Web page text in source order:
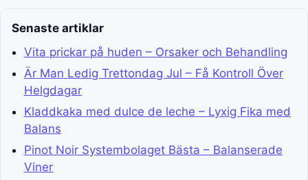
Senaste artiklar
Vita prickar på huden – Orsaker och Behandling
Är Man Ledig Trettondag Jul – Få Kontroll Över
Helgdagar
Kladdkaka med dulce de leche – Lyxig Fika med
Balans
Pinot Noir Systembolaget Bästa – Balanserade
Viner